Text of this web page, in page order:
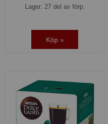
Lager: 27 del av förp.
Köp »